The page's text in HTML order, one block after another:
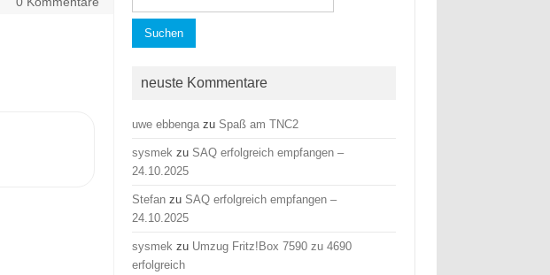
nach:
neuste Kommentare
uwe ebbenga zu Spaß am TNC2
sysmek zu SAQ erfolgreich empfangen –
24.10.2025
Stefan zu SAQ erfolgreich empfangen –
24.10.2025
sysmek zu Umzug Fritz!Box 7590 zu 4690
erfolgreich